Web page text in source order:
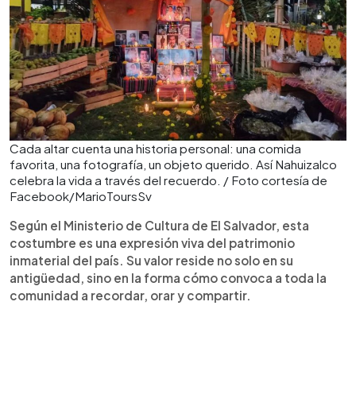
Cada altar cuenta una historia personal: una comida
favorita, una fotografía, un objeto querido. Así Nahuizalco
celebra la vida a través del recuerdo. / Foto cortesía de
Facebook/MarioToursSv
Según el Ministerio de Cultura de El Salvador, esta
costumbre es una expresión viva del patrimonio
inmaterial del país. Su valor reside no solo en su
antigüedad, sino en la forma cómo convoca a toda la
comunidad a recordar, orar y compartir.